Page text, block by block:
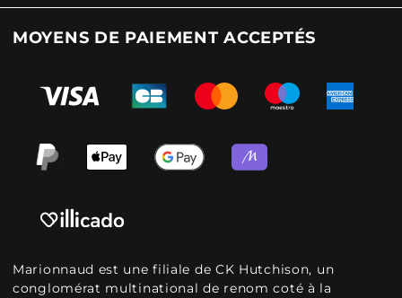
MOYENS DE PAIEMENT ACCEPTÉS
Marionnaud est une filiale de CK Hutchison, un
conglomérat multinational de renom coté à la